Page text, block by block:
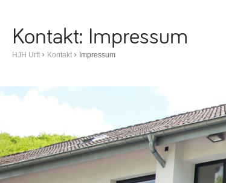
Kontakt: Impressum
HJH Urft Kontakt Impressum